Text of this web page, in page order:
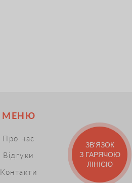
МЕНЮ
Про нас
Відгуки
Контакти
ЗВ'ЯЗОК
З ГАРЯЧОЮ
ЛІНІЄЮ